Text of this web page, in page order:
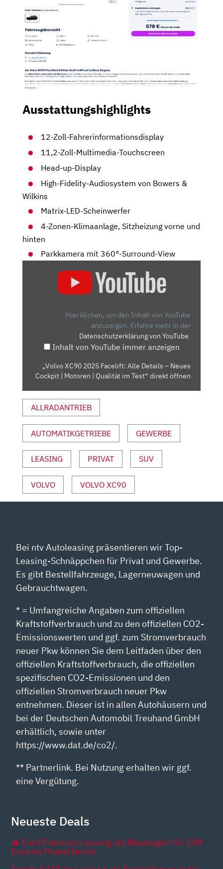
Ausstattungshighlights
12-Zoll-Fahrerinformationsdisplay
11,2-Zoll-Multimedia-Touchscreen
Head-up-Display
High-Fidelity-Audiosystem von Bowers &
Wilkins
Matrix-LED-Scheinwerfer
4-Zonen-Klimaanlage, Sitzheizung vorne und
hinten
Parkkamera mit 360°-Surround-View
NEUES
COCKPIT
|
QUALITÄT
TEST“
VON
YOUTUBE
ANZEIGEN
Hier klicken, um den Inhalt von YouTube
anzuzeigen. Erfahre mehr in der
Datenschutzerklärung von YouTube.
Inhalt von YouTube immer anzeigen
„Volvo XC90 2025 Facelift: Alle Details – Neues
Cockpit | Motoren | Qualität im Test“ direkt öffnen
ALLRADANTRIEB
AUTOMATIKGETRIEBE GEWERBE
LEASING PRIVAT SUV
VOLVO VOLVO XC90
Bei ntv Autoleasing präsentieren wir Top-
Leasing-Schnäppchen für Privat und Gewerbe.
Es gibt Bestellfahrzeuge, Lagerneuwagen und
Gebrauchtwagen.
* = Umfangreiche Angaben zum offiziellen
Kraftstoffverbrauch und zu den offiziellen CO2-
Emissionswerten und ggf. zum Stromverbrauch
neuer Pkw können Sie dem Leitfaden über den
offiziellen Kraftstoffverbrauch, die offiziellen
spezifischen CO2-Emissionen und den
offiziellen Stromverbrauch neuer Pkw
entnehmen. Dieser ist in allen Autohäusern und
bei der Deutschen Automobil Treuhand GmbH
erhältlich, sowie unter
https://www.dat.de/co2/.
** Partnerlink. Bei Nutzung erhalten wir ggf.
eine Vergütung.
Neueste Deals
🔥 Ford Puma im Leasing als Neuwagen für 149
Euro im Monat brutto